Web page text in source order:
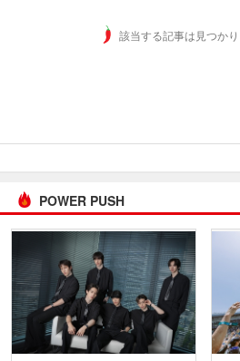
該当する記事は見つか
POWER PUSH